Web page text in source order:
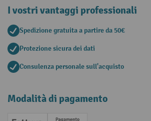
I vostri vantaggi professionali
Spedizione gratuita a partire da 50€
Protezione sicura dei dati
Consulenza personale sull'acquisto
Modalità di pagamento